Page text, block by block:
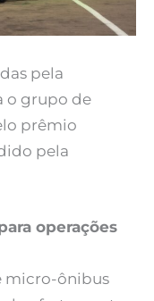
pela
o grupo de
prêmio
pela
operações
micro-ônibus